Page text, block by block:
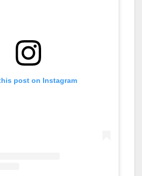
post on Instagram